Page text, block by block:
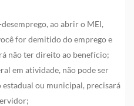
ao abrir o MEI,
for demitido do emprego e
não ter direito ao benefício;
em atividade, não pode ser
estadual ou municipal, precisará